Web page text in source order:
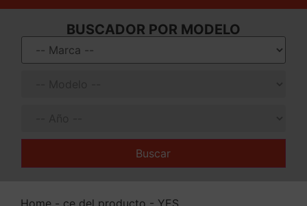
BUSCADOR POR MODELO
Buscar
Home ce del producto YES